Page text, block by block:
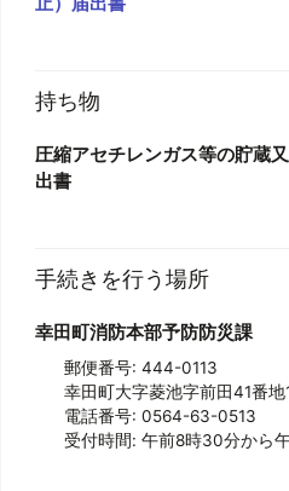
持ち物
圧縮アセチレンガス等の貯蔵
出書
手続きを行う場所
幸田町消防本部予防防災課
郵便番号: 444-0113
幸田町大字菱池字前田41番地
電話番号: 0564-63-0513
受付時間: 午前8時30分から